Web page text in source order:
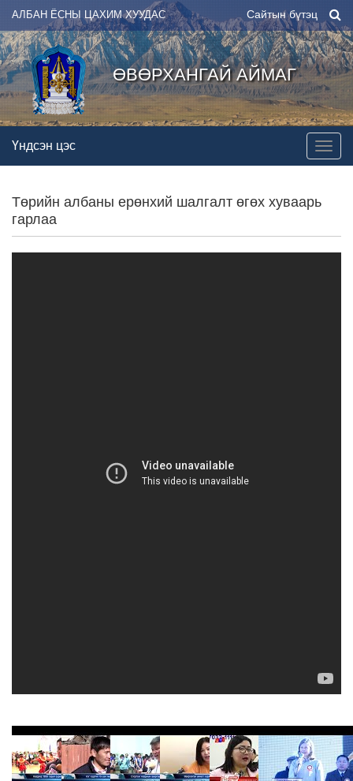
АЛБАН ЁСНЫ ЦАХИМ ХУУДАС Сайтын бүтэц
ӨВӨРХАНГАЙ АЙМАГ
Үндсэн цэс
Төрийн албаны ерөнхий шалгалт өгөх хуваарь
гарлаа